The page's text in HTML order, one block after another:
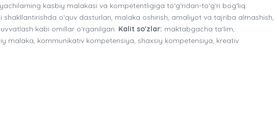
kasbiy malakasi va kompetentligiga to‘g‘ridan-to‘g‘ri bog‘liq.
o‘quv dasturlari, malaka oshirish, amaliyot va tajriba almashish,
kabi omillar o‘rganilgan. Kalit so'zlar: maktabgacha ta'lim,
malaka, kommunikativ kompetensiya, shaxsiy kompetensiya, kreativ